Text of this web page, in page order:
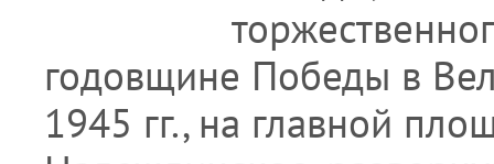
годовщине Победы в
1945 гг., на главной